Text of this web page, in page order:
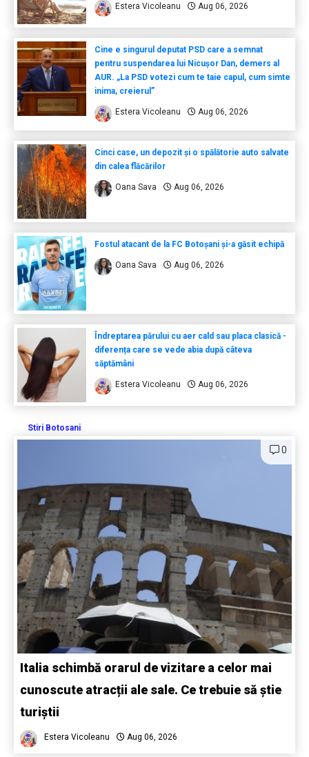
Estera Vicoleanu Aug 06, 2026
Cine e singurul deputat PSD care a semnat
pentru suspendarea lui Nicușor Dan, demers al
AUR. „La PSD votezi cum te taie capul, cum simte
inima, creierul”
Estera Vicoleanu Aug 06, 2026
Cinci case, un depozit și o spălătorie auto salvate
din calea flăcărilor
Oana Sava Aug 06, 2026
Fostul atacant de la FC Botoșani și-a găsit echipă
Oana Sava Aug 06, 2026
Îndreptarea părului cu aer cald sau placa clasică -
diferența care se vede abia după câteva
săptămâni
Estera Vicoleanu Aug 06, 2026
Stiri Botosani
0
Italia schimbă orarul de vizitare a celor mai
cunoscute atracții ale sale. Ce trebuie să știe
turiștii
Estera Vicoleanu Aug 06, 2026